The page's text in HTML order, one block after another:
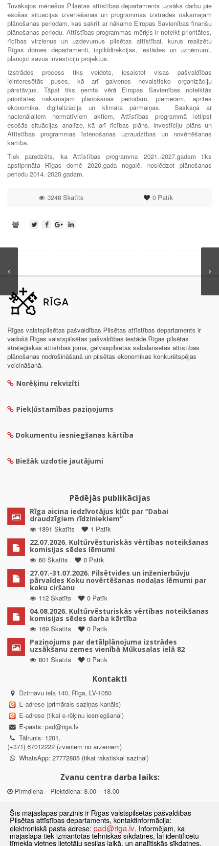
Tuvākajos mēnešos Pilsētas attīstības departaments uzsāks darbu pie
esošās situācijas izvērtēšanas un programmas izstrādes nākamajam
plānošanas periodam, kas sakrīt ar nākamo Eiropas Savienības finanšu
plānošanas periodu. Attīstības programmas mērķis ir noteikt prioritātes,
rīcības virzienus un uzdevumus pilsētas attīstībai, kurus realizētu
Rīgas domes departamenti, izpilddirekcijas, iestādes un uzņēmumi,
plānojot savus investīciju projektus.
Izstrādes process tiks veidots, iesaistot visas pašvaldības
ieinteresētās puses, kā arī galvenos nevalstisko organizāciju
pārstāvjus. Tāpat tiks ņemts vērā Eiropas Savienības noteiktās
prioritātes nākamajam plānošanas periodam, piemēram, aprites
ekonomika, digitalizācija un klimata pārmaiņas. Saskaņā ar
nacionālajiem normatīviem aktiem, Attīstības programmā ietilpst
esošās situācijas analīze, kā arī rīcības plāns, investīciju plāns un
Attīstības programmas īstenošanas uzraudzības un novērtēšanas
kārtība.
Tiek paredzēts, ka Attīstības programma 2021.-2027.gadam tiks
apstiprināta Rīgas domē 2020.gada nogalē, noslēdzot plānošanas
periodu 2014.-2020.gadam.
0Patīk
3248 Skatīts
Rīgas valstspilsētas pašvaldības Pilsētas attīstības departaments ir
vadošā Rīgas valstspilsētas pašvaldības iestāde Rīgas pilsētas
stratēģiskās attīstības jomā, galvaspilsētas sabalansētas attīstības
plānošanas nodrošināšanā un pilsētas ekonomikas konkurētspējas
veicināšanā.
Norēķinu rekvizīti
Piekļūstamības paziņojums
Dokumentu iesniegšanas kārtība
Biežāk uzdotie jautājumi
Pēdējās publikācijas
Rīga aicina iedzīvotājus kļūt par “Dabai
draudzīgiem rīdziniekiem”
1891 Skatīts
1 Patīk
22.07.2026. Kultūrvēsturiskās vērtības noteikšanas
komisijas sēdes lēmumi
60 Skatīts
0 Patīk
27.07.-31.07.2026. Pilsētvides un inženierbūvju
pārvaldes Koku novērtēšanas nodaļas lēmumi par
koku ciršanu
112 Skatīts
0 Patīk
04.08.2026. Kultūrvēsturiskās vērtības noteikšanas
komisijas sēdes darba kārtība
169 Skatīts
0 Patīk
Paziņojums par detālplānojuma izstrādes
uzsākšanu zemes vienībā Mūkusalas ielā 82
801 Skatīts
0 Patīk
Kontakti
Dzirnavu iela 140, Rīga, LV-1050
E-adrese (primārais saziņas kanāls)
E-adrese (tikai e-rēķinu iesniegšanai)
E-pasts: pad@riga.lv
Tālrunis: 1201,
(+371) 67012222 (zvaniem no ārzemēm)
WhatsApp: 27772805 (tikai rakstiskai saziņai)
Zvanu centra darba laiks:
Pirmdiena – Piektdiena: 8.00 – 18.00
Departamenta darba laiks:
Pirmdiena, Ceturtdiena: 8.30 – 18.00
Otrdiena, Trešdiena: 8.30 – 17.00
Piektdiena: 8.30 – 15.00
Šīs mājaslapas pārzinis ir Rīgas valstspilsētas pašvaldības
Pilsētas attīstības departaments, kontaktinformācija:
elektroniskā pasta adrese: pad@riga.lv. Informējam, ka
mājaslapā tiek izmantotas tehniskās sīkdatnes, lai identificētu
tīmekļa vietnes lietotāju sesijas laikā, un analītiskās sīkdatnes,